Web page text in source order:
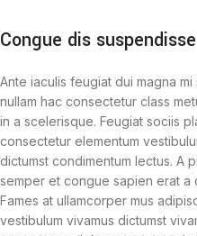
Congue dis suspendisse
Ante iaculis feugiat dui magna
nullam hac consectetur class
in a scelerisque. Feugiat sociis
consectetur elementum
dictumst condimentum lectus. A
semper et congue sapien erat a
Fames at ullamcorper mus
vestibulum vivamus dictumst